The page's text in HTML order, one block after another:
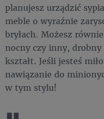
planujesz urządzić
meble o wyraźnie
bryłach. Możesz
nocny czy inny,
kształt. Jeśli jesteś
nawiązanie do
w tym stylu!